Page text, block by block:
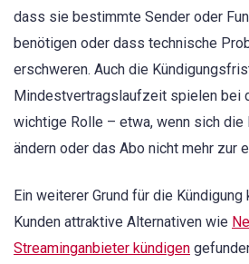
dass sie bestimmte Sender oder
benötigen oder dass technische
erschweren. Auch die
Mindestvertragslaufzeit spielen bei
wichtige Rolle – etwa, wenn sich die
ändern oder das Abo nicht mehr zur
Ein weiterer Grund für die Kündigung
Kunden attraktive Alternativen wie
Streaminganbieter kündigen